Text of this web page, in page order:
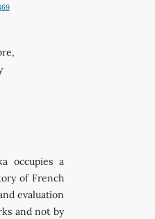
occupies a
of French
evaluation
and not by